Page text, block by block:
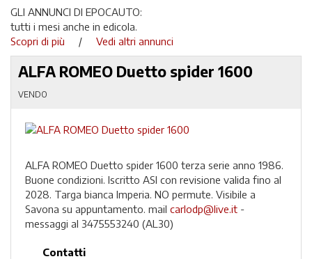
GLI ANNUNCI DI EPOCAUTO:
tutti i mesi anche in edicola.
Scopri di più
/ Vedi altri annunci
ALFA ROMEO Duetto spider 1600
VENDO
ALFA ROMEO Duetto spider 1600 terza serie anno 1986.
Buone condizioni. Iscritto ASI con revisione valida fino al
2028. Targa bianca Imperia. NO permute. Visibile a
Savona su appuntamento. mail carlodp@live.it -
messaggi al 3475553240 (AL30)
Contatti